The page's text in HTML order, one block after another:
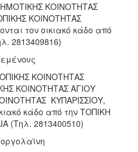
ΚΟΙΝΟΤΗΤΑΣ
ΚΟΙΝΟΤΗΤΑΣ
τον οικιακό κάδο από
2813409816)
ΚΟΙΝΟΤΗΤΑΣ
ΚΟΙΝΟΤΗΤΑΣ ΑΓΙΟΥ
ΚΥΠΑΡΙΣΣΙΟΥ,
κάδο από την ΤΟΠΙΚΗ
(Τηλ. 2813400510)